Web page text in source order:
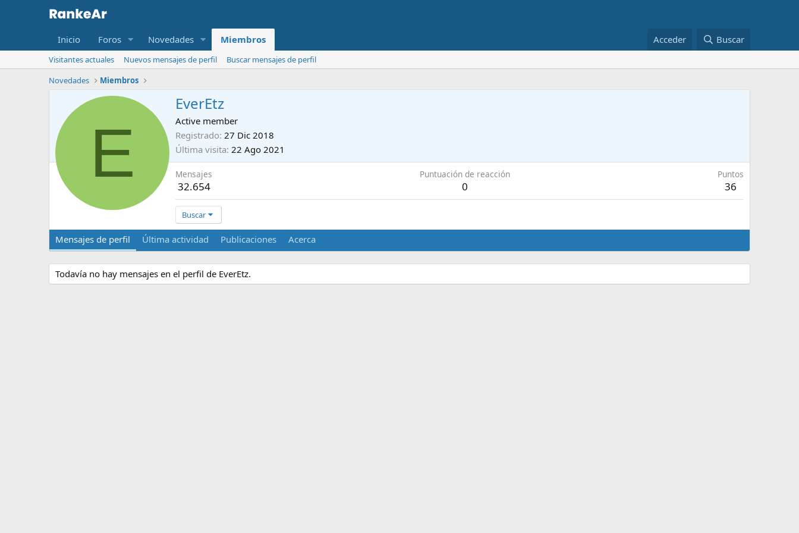
Inicio Foros Novedades Miembros Acceder Buscar
Visitantes actuales Nuevos mensajes de perfil
Buscar mensajes de perfil
Novedades
Miembros
E
EverEtz
Active member
Registrado 27 Dic 2018
Última visita 22 Ago 2021
Mensajes
32.654
Puntuación de reacción
0
Puntos
36
Buscar
Mensajes de perfil Última actividad Publicaciones Acerca
Todavía no hay mensajes en el perfil de EverEtz.